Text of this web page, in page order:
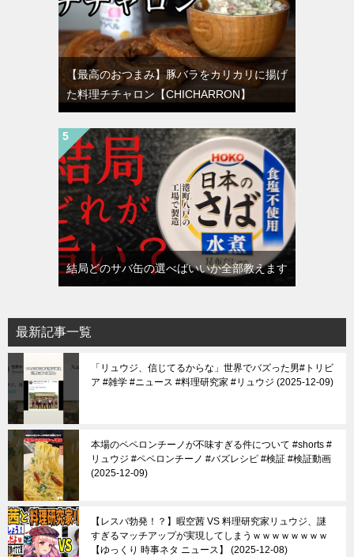
【最高のおつまみ】豚バラをカリカリに揚げ
た料理チチャロン【CHICHARRON】
結局どのサバ缶の選べばいいか全部教えます
最新記事一覧
「リュウジ、信じてるからな」世界でバズった男#トリビ
ア #雑学 #ニュース #料理研究家 #リュウジ 2025-12-09
本場のペペロンチーノが不味すぎる件について #shorts #
リュウジ #ペペロンチーノ #バズレシピ #検証 #検証動画
2025-12-09
【レスバ勃発！？】暇空茜 VS 料理研究家リュウジ、謎
すぎるマッチアップが実現してしまうｗｗｗｗｗｗｗｗ
【ゆっくり 時事ネタ ニュース】
2025-12-08